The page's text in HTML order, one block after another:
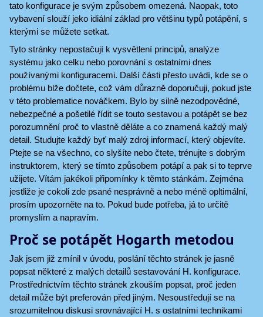
tato konfigurace je svým způsobem omezená. Naopak, toto
vybavení slouží jeko idiální základ pro většinu typů potápění, s
kterými se můžete setkat.
Tyto stránky nepostačují k vysvětlení principů, analýze
systému jako celku nebo porovnání s ostatními dnes
používanými konfiguracemi. Další části přesto uvádí, kde se o
problému blže dočtete, což vám důrazně doporučuji, pokud jste
v této problematice nováčkem. Bylo by silně nezodpovědné,
nebezpečné a pošetilé řídit se touto sestavou a potápět se bez
porozumnění proč to vlastně děláte a co znamená každý malý
detail. Studujte každý byť malý zdroj informací, který objevíte.
Ptejte se na všechno, co slyšíte nebo čtete, trénujte s dobrým
instruktorem, který se tímto způsobem potápí a pak si to teprve
užijete. Vítám jakékoli připomínky k těmto stánkám. Zejména
jestliže je cokoli zde psané nesprávně a nebo méně opltimální,
prosím upozorněte na to. Pokud bude potřeba, já to určitě
promyslím a napravím.
Proč se potápět Hogarth metodou
Jak jsem již zmínil v úvodu, poslání těchto stránek je jasně
popsat některé z malých detailů sestavování H. konfigurace.
Prostřednictvím těchto stránek zkouším popsat, proč jeden
detail může být preferován před jiným. Nesoustředují se na
srozumitelnou diskusi srovnávající H. s ostatními technikami